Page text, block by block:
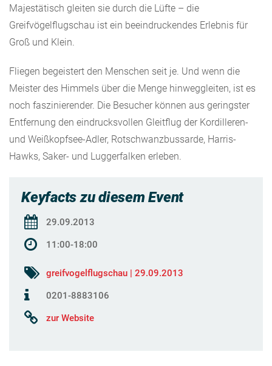
Majestätisch gleiten sie durch die Lüfte – die
Greifvögelflugschau ist ein beeindruckendes Erlebnis für
Groß und Klein.
Fliegen begeistert den Menschen seit je. Und wenn die
Meister des Himmels über die Menge hinweggleiten, ist es
noch faszinierender. Die Besucher können aus geringster
Entfernung den eindrucksvollen Gleitflug der Kordilleren-
und Weißkopfsee-Adler, Rotschwanzbussarde, Harris-
Hawks, Saker- und Luggerfalken erleben.
Keyfacts zu diesem Event
29.09.2013
11:00-18:00
greifvogelflugschau | 29.09.2013
0201-8883106
zur Website